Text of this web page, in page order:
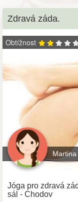
Zdravá záda.
Obtížnost
Jóga pro zdravá
sál - Chodov